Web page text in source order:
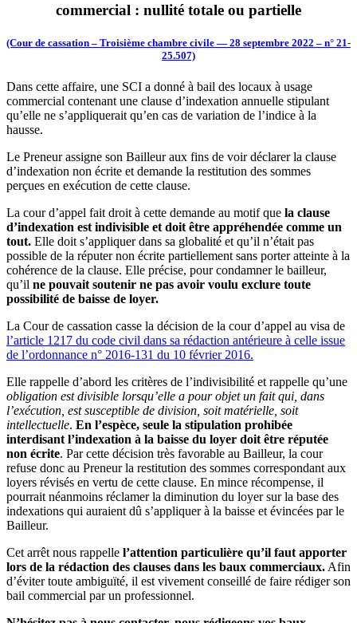
commercial : nullité totale ou partielle
(Cour de cassation – Troisième chambre civile — 28 septembre 2022 – n° 21-
25.507)
Dans cette affaire, une SCI a donné à bail des locaux à usage
commercial contenant une clause d’indexation annuelle stipulant
qu’elle ne s’appliquerait qu’en cas de variation de l’indice à la
hausse.
Le Preneur assigne son Bailleur aux fins de voir déclarer la clause
d’indexation non écrite et demande la restitution des sommes
perçues en exécution de cette clause.
La cour d’appel fait droit à cette demande au motif que la clause
d’indexation est indivisible et doit être appréhendée comme un
tout. Elle doit s’appliquer dans sa globalité et qu’il n’était pas
possible de la réputer non écrite partiellement sans porter atteinte à la
cohérence de la clause. Elle précise, pour condamner le bailleur,
qu’il ne pouvait soutenir ne pas avoir voulu exclure toute
possibilité de baisse de loyer.
La Cour de cassation casse la décision de la cour d’appel au visa de
l’article 1217 du code civil dans sa rédaction antérieure à celle issue
de l’ordonnance n° 2016-131 du 10 février 2016.
Elle rappelle d’abord les critères de l’indivisibilité et rappelle qu’une
obligation est divisible lorsqu’elle a pour objet un fait qui, dans
l’exécution, est susceptible de division, soit matérielle, soit
intellectuelle. En l’espèce, seule la stipulation prohibée
interdisant l’indexation à la baisse du loyer doit être réputée
non écrite. Par cette décision très favorable au Bailleur, la cour
refuse donc au Preneur la restitution des sommes correspondant aux
loyers révisés en vertu de cette clause. En mince récompense, il
pourrait néanmoins réclamer la diminution du loyer sur la base des
indexations qui auraient dû s’appliquer à la baisse et évincées par le
Bailleur.
Cet arrêt nous rappelle l’attention particulière qu’il faut apporter
lors de la rédaction des clauses dans les baux commerciaux. Afin
d’éviter toute ambiguïté, il est vivement conseillé de faire rédiger son
bail commercial par un professionnel.